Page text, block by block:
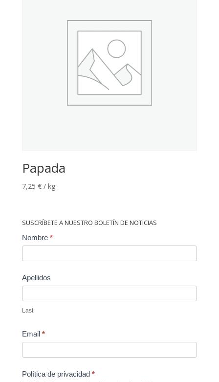
Papada
7,25 € / kg
SUSCRÍBETE A NUESTRO BOLETÍN DE NOTICIAS
Contact
Nombre *
Apellidos
Last
Email *
Política de privacidad *